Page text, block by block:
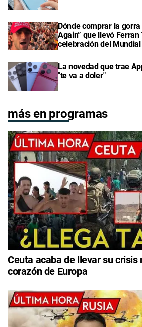
Dónde comprar la
Again” que llevó Ferran
celebración del Mundial
La novedad que trae
"te va a doler"
más en programas
Ceuta acaba de llevar su crisis
corazón de Europa